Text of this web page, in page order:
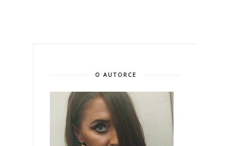
O AUTORCE